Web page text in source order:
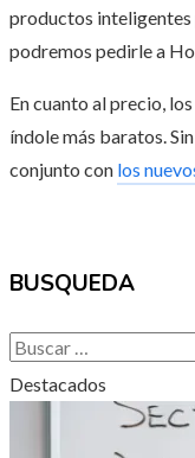
productos inteligentes
podremos pedirle a
En cuanto al precio,
índole más baratos.
conjunto con los
BUSQUEDA
Buscar:
Destacados